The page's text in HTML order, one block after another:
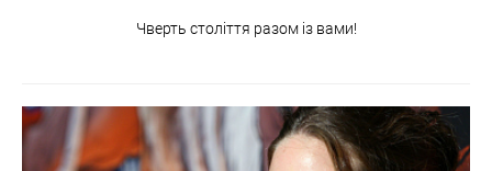
Чверть століття разом із вами!